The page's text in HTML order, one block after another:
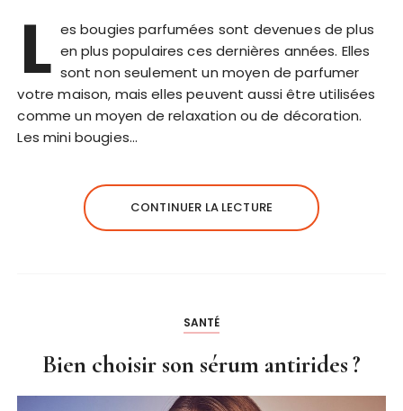
L es bougies parfumées sont devenues de plus
en plus populaires ces dernières années. Elles
sont non seulement un moyen de parfumer
votre maison, mais elles peuvent aussi être utilisées
comme un moyen de relaxation ou de décoration.
Les mini bougies…
CONTINUER LA LECTURE
SANTÉ
Bien choisir son sérum antirides ?